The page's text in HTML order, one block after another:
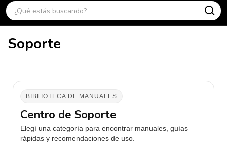
Soporte
BIBLIOTECA DE MANUALES
Centro de Soporte
Elegí una categoría para encontrar manuales, guías
rápidas y recomendaciones de uso.